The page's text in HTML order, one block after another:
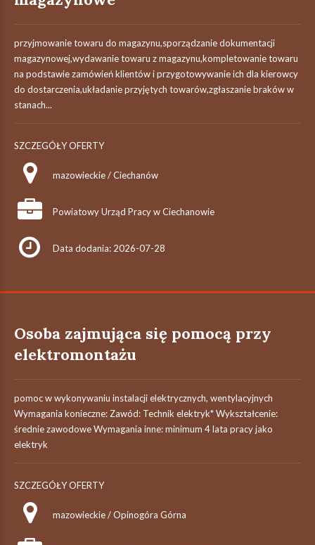
przyjmowanie towaru do magazynu,sporządzanie dokumentacji
magazynowej,wydawanie towaru z magazynu,kompletowanie towaru
na podstawie zamówień klientów i przygotowywanie ich dla kierowcy
do dostarczenia,układanie przyjętych towarów,zgłaszanie braków w
stanach...
SZCZEGÓŁY OFERTY
mazowieckie / Ciechanów
Powiatowy Urząd Pracy w Ciechanowie
Data dodania: 2026-07-28
Osoba zajmująca się pomocą przy
elektromontażu
pomoc w wykonywaniu instalacji elektrycznych, wentylacyjnych
Wymagania konieczne: Zawód: Technik elektryk* Wykształcenie:
średnie zawodowe Wymagania inne: minimum 4 lata pracy jako
elektryk
SZCZEGÓŁY OFERTY
mazowieckie / Opinogóra Górna